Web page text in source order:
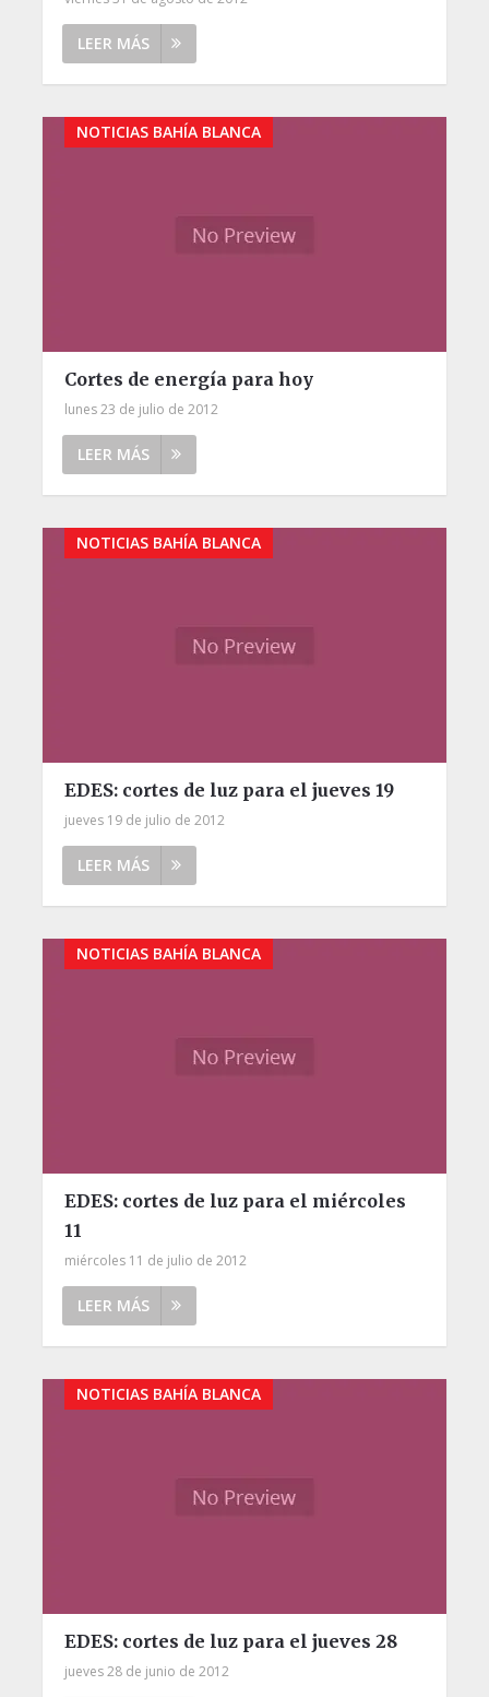
LEER MÁS
NOTICIAS BAHÍA BLANCA
Cortes de energía para hoy
lunes 23 de julio de 2012
LEER MÁS
NOTICIAS BAHÍA BLANCA
EDES: cortes de luz para el jueves 19
jueves 19 de julio de 2012
LEER MÁS
NOTICIAS BAHÍA BLANCA
EDES: cortes de luz para el miércoles
11
miércoles 11 de julio de 2012
LEER MÁS
NOTICIAS BAHÍA BLANCA
EDES: cortes de luz para el jueves 28
jueves 28 de junio de 2012